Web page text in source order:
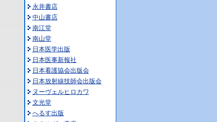
永井書店
中山書店
南江堂
南山堂
日本医学出版
日本医事新報社
日本看護協会出版会
日本放射線技師会出版会
ヌーヴェルヒロカワ
文光堂
へるす出版